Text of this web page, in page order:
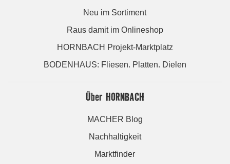
Neu im Sortiment
Raus damit im Onlineshop
HORNBACH Projekt-Marktplatz
BODENHAUS: Fliesen. Platten. Dielen
Über HORNBACH
MACHER Blog
Nachhaltigkeit
Marktfinder